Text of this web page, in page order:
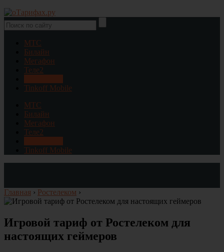
МТС
Билайн
Мегафон
Теле2
Tinkoff Mobile
МТС
Билайн
Мегафон
Теле2
Tinkoff Mobile
Главная › Ростелеком ›
Игровой тариф от Ростелеком для
настоящих геймеров